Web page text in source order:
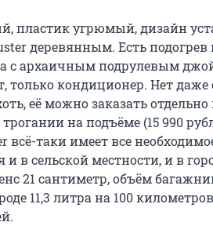
пластик угрюмый, дизайн
деревянным. Есть подогрев
с архаичным подрулевым
только кондиционер. Нет
её можно заказать
на подъёме (15 990
всё-таки имеет все
и в сельской местности, и в
21 сантиметр, объём
11,3 литра на 100